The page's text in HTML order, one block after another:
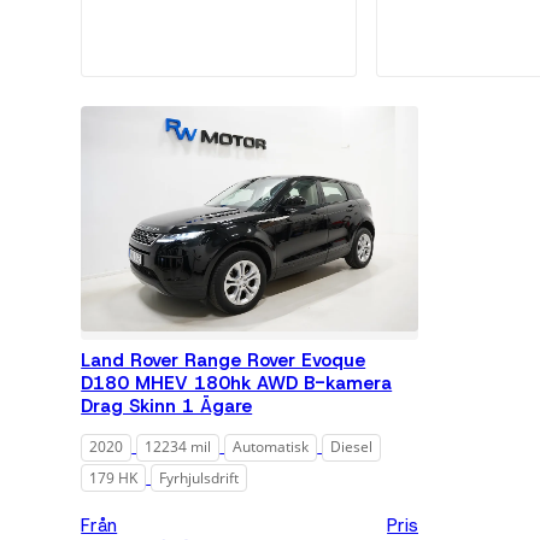
Land Rover Range Rover Evoque
D180 MHEV 180hk AWD B-kamera
Drag Skinn 1 Ägare
2020 12234 mil Automatisk
Diesel
179 HK
Fyrhjulsdrift
Från
Pris